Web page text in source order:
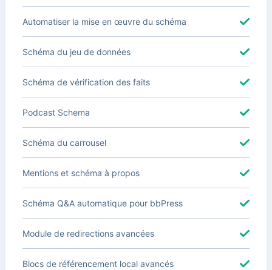
Automatiser la mise en œuvre du schéma
Schéma du jeu de données
Schéma de vérification des faits
Podcast Schema
Schéma du carrousel
Mentions et schéma à propos
Schéma Q&A automatique pour bbPress
Module de redirections avancées
Blocs de référencement local avancés